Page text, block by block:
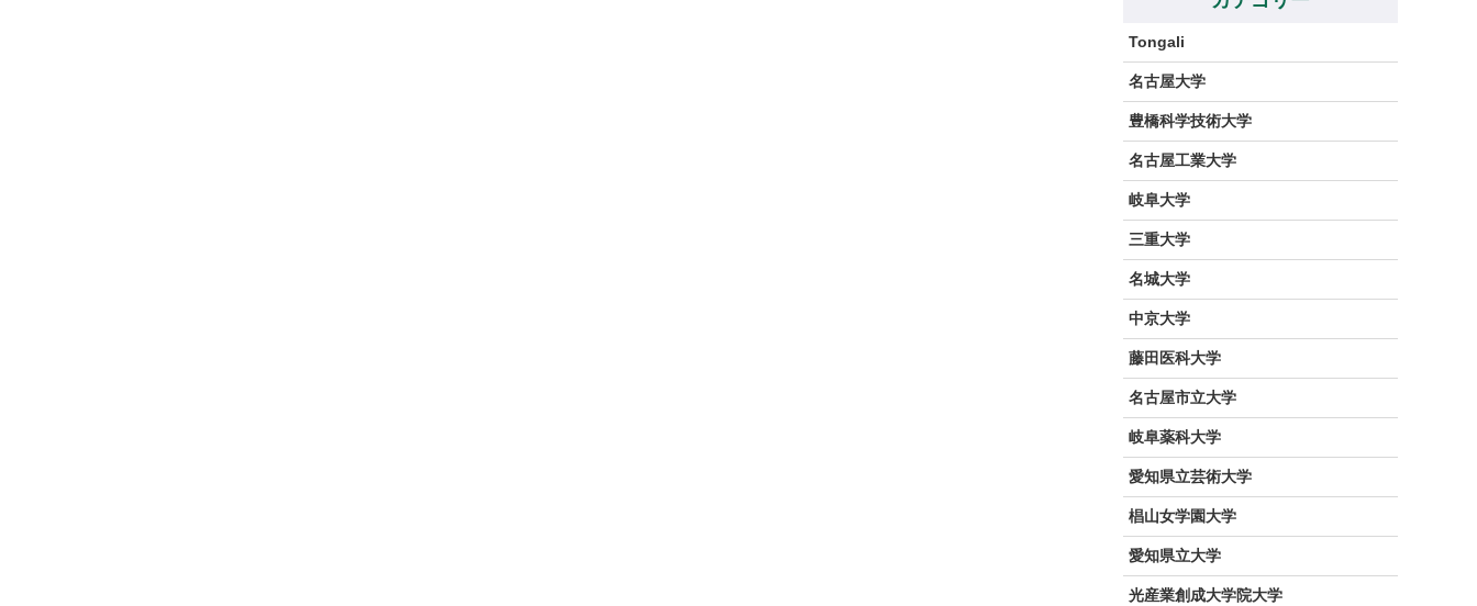
Tongali
名古屋大学
豊橋科学技術大学
名古屋工業大学
岐阜大学
三重大学
名城大学
中京大学
藤田医科大学
名古屋市立大学
岐阜薬科大学
愛知県立芸術大学
椙山女学園大学
愛知県立大学
光産業創成大学院大学